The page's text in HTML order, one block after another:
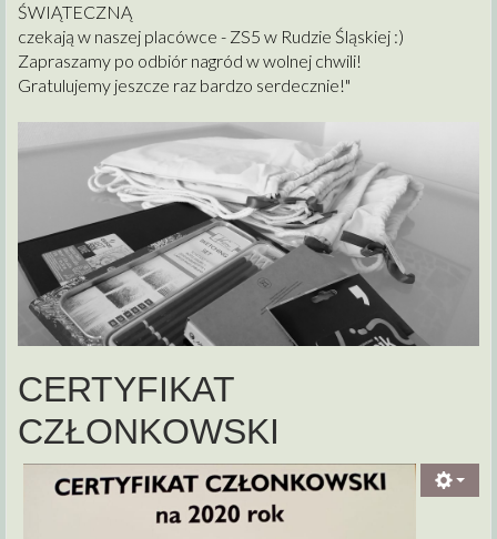
ŚWIĄTECZNĄ
czekają w naszej placówce - ZS5 w Rudzie Śląskiej :)
Zapraszamy po odbiór nagród w wolnej chwili!
Gratulujemy jeszcze raz bardzo serdecznie!"
CERTYFIKAT
CZŁONKOWSKI